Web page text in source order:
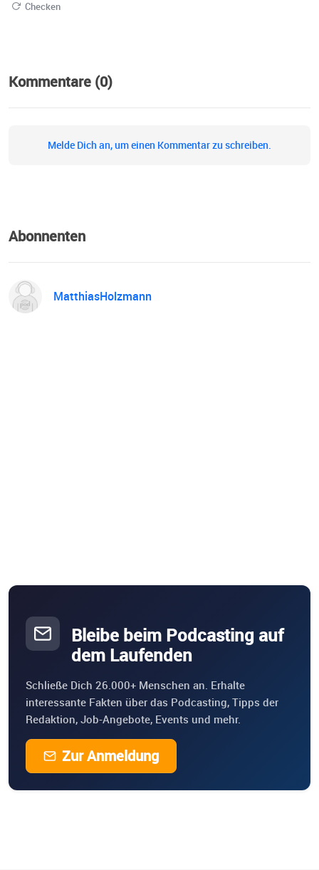
Checken
Kommentare (0)
Melde Dich an, um einen Kommentar zu schreiben.
Abonnenten
MatthiasHolzmann
Bleibe beim Podcasting auf
dem Laufenden
Schließe Dich 26.000+ Menschen an. Erhalte
interessante Fakten über das Podcasting, Tipps der
Redaktion, Job-Angebote, Events und mehr.
Zur Anmeldung